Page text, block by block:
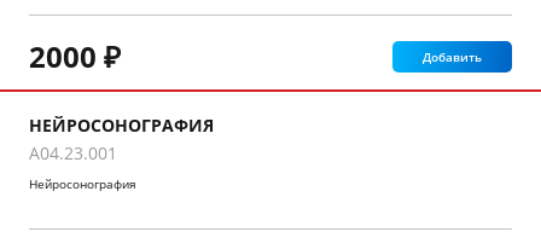
2000 ₽ Добавить
НЕЙРОСОНОГРАФИЯ
A04.23.001
Нейросонография